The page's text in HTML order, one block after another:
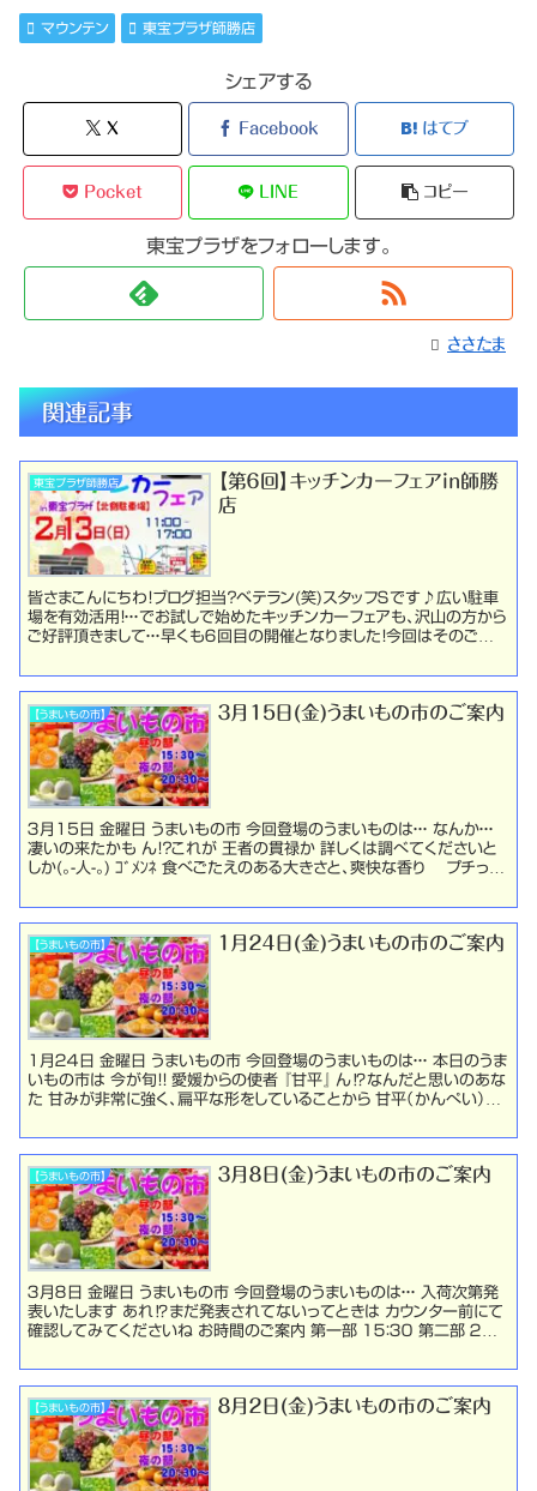
マウンテン 東宝プラザ師勝店
シェアする
X Facebook はてブ
Pocket LINE コピー
東宝プラザをフォローします。
ささたま
関連記事
東宝プラザ師勝店
【第６回】キッチンカーフェアin師勝
店
皆さまこんにちわ！ブログ担当？ベテラン(笑)スタッフＳです♪広い駐車
場を有効活用！・・・でお試しで始めたキッチンカーフェアも、沢山の方から
ご好評頂きまして・・・早くも６回目の開催となりました！今回はそのご案
【うまいもの市】 ３月15日(金)うまいもの市のご案内
３月15日 金曜日 うまいもの市 今回登場のうまいものは・・・ なんか・・・
凄いの来たかも ん！？これが 王者の貫禄か 詳しくは調べてくださいと
しか(｡-人-｡) ｺﾞﾒﾝﾈ 食べごたえのある大きさと、爽快な香り プチっと
【うまいもの市】 １月２４日(金)うまいもの市のご案内
1月２４日 金曜日 うまいもの市 今回登場のうまいものは・・・ 本日のうま
いもの市は 今が旬！！ 愛媛からの使者 『甘平』 ん⁉なんだと思いのあな
た 甘みが非常に強く、扁平な形をしていることから 甘平（かんぺい）と
【うまいもの市】 ３月８日(金)うまいもの市のご案内
３月８日 金曜日 うまいもの市 今回登場のうまいものは・・・ 入荷次第発
表いたします あれ⁉まだ発表されてないってときは カウンター前にて
確認してみてくださいね お時間のご案内 第一部 １５：３０ 第二部 ２０：
【うまいもの市】 ８月２日(金)うまいもの市のご案内